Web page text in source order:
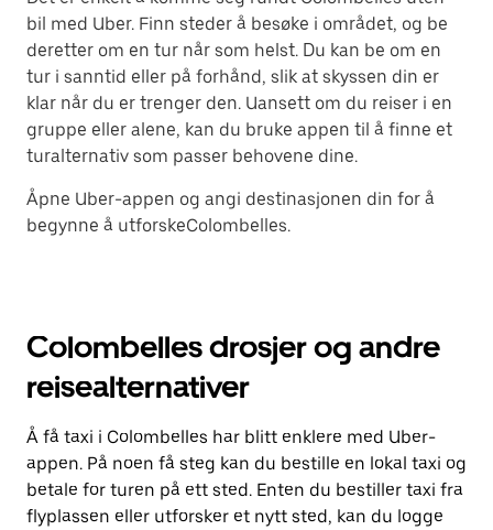
bil med Uber. Finn steder å besøke i området, og be
deretter om en tur når som helst. Du kan be om en
tur i sanntid eller på forhånd, slik at skyssen din er
klar når du er trenger den. Uansett om du reiser i en
gruppe eller alene, kan du bruke appen til å finne et
turalternativ som passer behovene dine.
Åpne Uber-appen og angi destinasjonen din for å
begynne å utforskeColombelles.
Colombelles drosjer og andre
reisealternativer
Å få taxi i Colombelles har blitt enklere med Uber-
appen. På noen få steg kan du bestille en lokal taxi og
betale for turen på ett sted. Enten du bestiller taxi fra
flyplassen eller utforsker et nytt sted, kan du logge